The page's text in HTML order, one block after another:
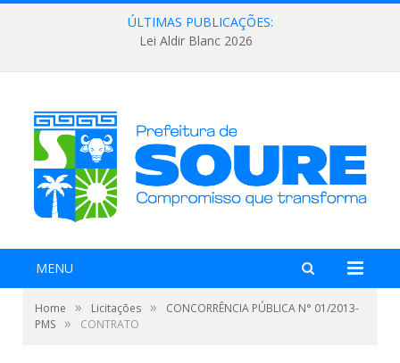
ÚLTIMAS PUBLICAÇÕES:
Lei Aldir Blanc 2026
MENU
Home » Licitações »
CONCORRÊNCIA PÚBLICA N° 01/2013-
PMS » CONTRATO